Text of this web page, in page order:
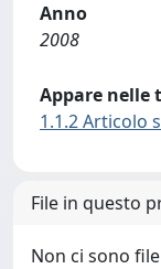
Anno
2008
Appare nelle
1.1.2 Articolo
File in questo
Non ci sono